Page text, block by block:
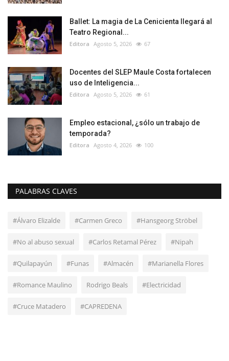
Ballet: La magia de La Cenicienta llegará al
Teatro Regional...
Editora Agosto 5, 2026 67
Docentes del SLEP Maule Costa fortalecen
uso de Inteligencia...
Editora Agosto 5, 2026 61
Empleo estacional, ¿sólo un trabajo de
temporada?
Editora Agosto 4, 2026 100
PALABRAS CLAVES
#Álvaro Elizalde #Carmen Greco #Hansgeorg Ströbel
#No al abuso sexual #Carlos Retamal Pérez #Nipah
#Quilapayún #Funas #Almacén #Marianella Flores
#Romance Maulino Rodrigo Beals #Electricidad
#Cruce Matadero #CAPREDENA